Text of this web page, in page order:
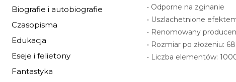
Biografie i autobiografie
Czasopisma
Edukacja
Eseje i felietony
Fantastyka
• Odporne na zginanie
• Uszlachetnione
• Renomowany
• Rozmiar po złożeniu:
• Liczba elementów: